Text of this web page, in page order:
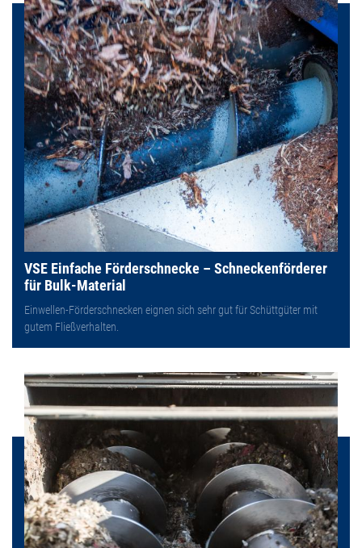
VSE Einfache Förderschnecke – Schneckenförderer
für Bulk-Material
Einwellen-Förderschnecken eignen sich sehr gut für Schüttgüter mit
gutem Fließverhalten.